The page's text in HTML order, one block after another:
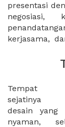
presentasi
negosiasi,
kerjasama,
puas
Tempat
sejatinya
desain yang
nyaman,
dipesan
peserta
workshop
cemerlang